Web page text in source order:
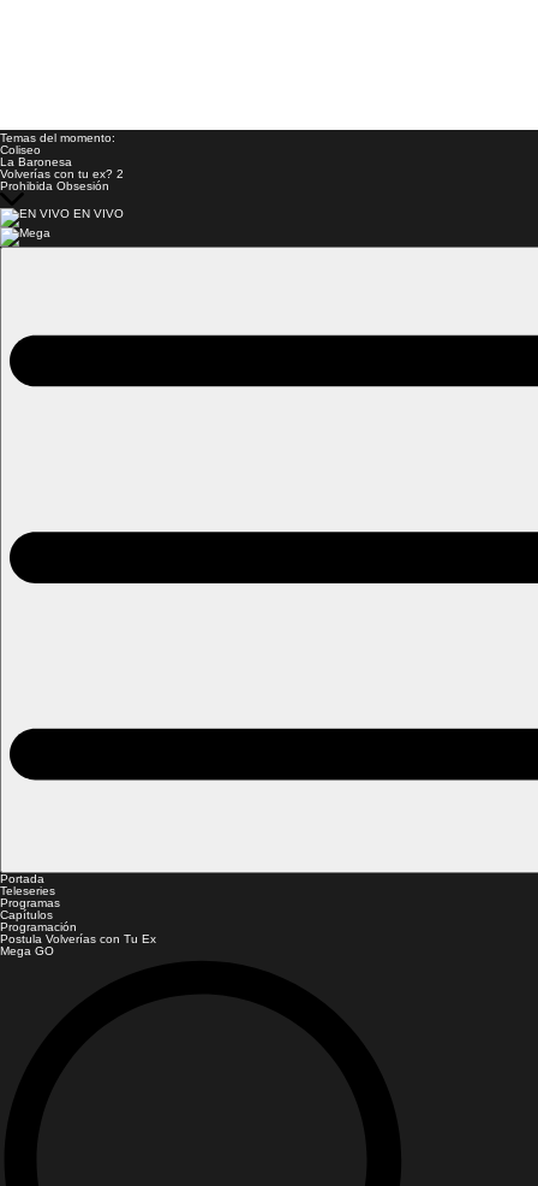
Temas del momento:
Coliseo
La Baronesa
Volverías con tu ex? 2
Prohibida Obsesión
EN VIVO
Portada
Teleseries
Programas
Capítulos
Programación
Postula Volverías con Tu Ex
Mega GO